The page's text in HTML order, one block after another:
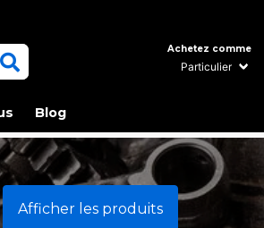
Achetez comme
Blog
Afficher les produits